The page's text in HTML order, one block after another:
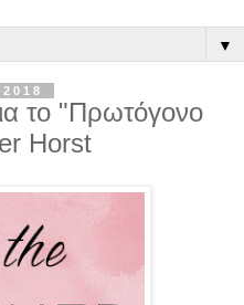
▼
το "Πρωτόγονο
Horst